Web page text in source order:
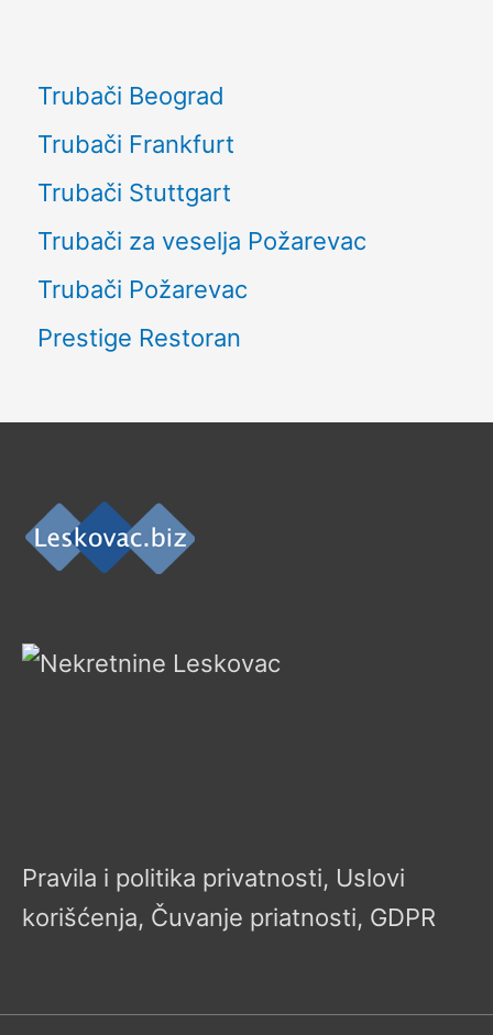
Trubači Beograd
Trubači Frankfurt
Trubači Stuttgart
Trubači za veselja Požarevac
Trubači Požarevac
Prestige Restoran
Pravila i politika privatnosti, Uslovi
korišćenja, Čuvanje priatnosti, GDPR